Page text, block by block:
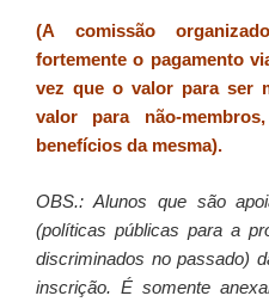
(A comissão
fortemente o pagamento
vez que o valor para ser
valor para não-
benefícios da mesma).
OBS.: Alunos que são
(políticas públicas para a
discriminados no passado)
inscrição. É somente